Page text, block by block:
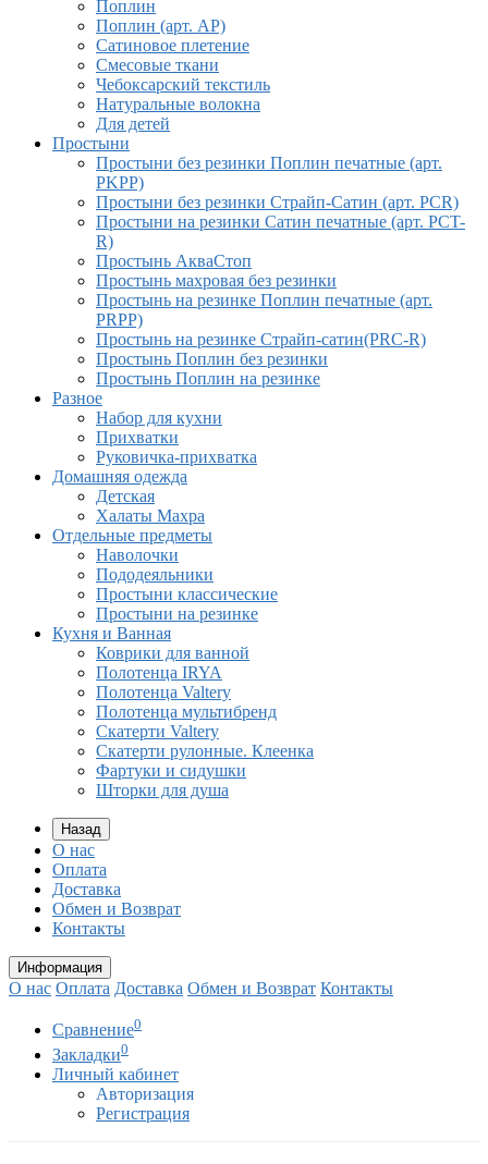
Поплин
Поплин (арт. AP)
Сатиновое плетение
Смесовые ткани
Чебоксарский текстиль
Натуральные волокна
Для детей
Простыни
Простыни без резинки Поплин печатные (арт.
PKPP)
Простыни без резинки Страйп-Сатин (арт. PCR)
Простыни на резинки Сатин печатные (арт. PCT-
R)
Простынь АкваСтоп
Простынь махровая без резинки
Простынь на резинке Поплин печатные (арт.
PRPP)
Простынь на резинке Страйп-сатин(PRC-R)
Простынь Поплин без резинки
Простынь Поплин на резинке
Разное
Набор для кухни
Прихватки
Руковичка-прихватка
Домашняя одежда
Детская
Халаты Махра
Отдельные предметы
Наволочки
Пододеяльники
Простыни классические
Простыни на резинке
Кухня и Ванная
Коврики для ванной
Полотенца IRYA
Полотенца Valtery
Полотенца мультибренд
Скатерти Valtery
Скатерти рулонные. Клеенка
Фартуки и сидушки
Шторки для душа
Назад
О нас
Оплата
Доставка
Обмен и Возврат
Контакты
Информация
О нас Оплата Доставка Обмен и Возврат Контакты
Сравнение0
Закладки0
Личный кабинет
Авторизация
Регистрация